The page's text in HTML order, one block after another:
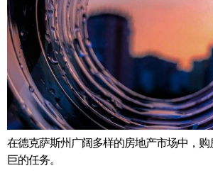
在德克萨斯州广阔多样的房地产市场中，
巨的任务。